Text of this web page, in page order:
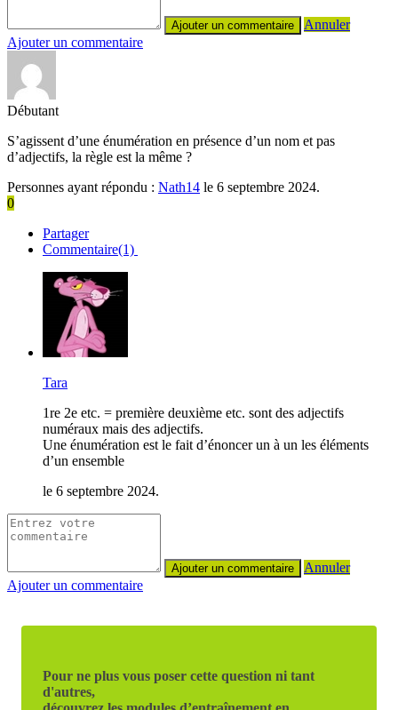
Annuler
Ajouter un commentaire
Débutant
S’agissent d’une énumération en présence d’un nom et pas
d’adjectifs, la règle est la même ?
Personnes ayant répondu : Nath14 le 6 septembre 2024.
0
Partager
Commentaire(1)
Tara
1re 2e etc. = première deuxième etc. sont des adjectifs
numéraux mais des adjectifs.
Une énumération est le fait d’énoncer un à un les éléments
d’un ensemble
le 6 septembre 2024.
Annuler
Ajouter un commentaire
Pour ne plus vous poser cette question ni tant
d'autres,